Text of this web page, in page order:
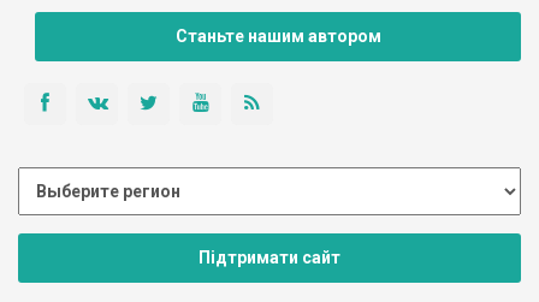
Станьте нашим автором
Підтримати сайт